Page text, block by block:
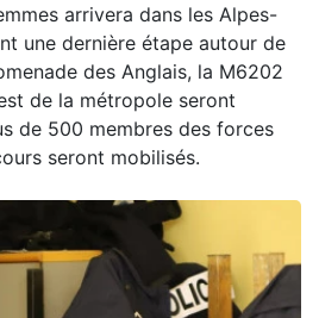
arrivera dans les Alpes-
une dernière étape autour de
des Anglais, la M6202
de la métropole seront
de 500 membres des forces
seront mobilisés.